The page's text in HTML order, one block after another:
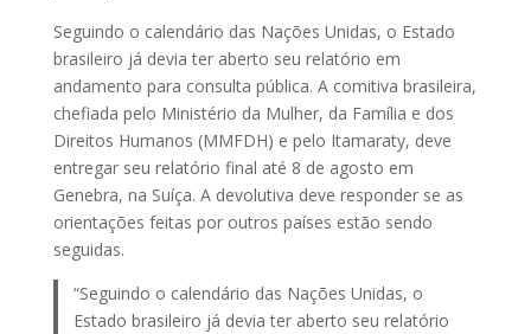
Seguindo o calendário das Nações Unidas, o Estado
brasileiro já devia ter aberto seu relatório em
andamento para consulta pública. A comitiva brasileira,
chefiada pelo Ministério da Mulher, da Família e dos
Direitos Humanos (MMFDH) e pelo Itamaraty, deve
entregar seu relatório final até 8 de agosto em
Genebra, na Suíça. A devolutiva deve responder se as
orientações feitas por outros países estão sendo
seguidas.
“Seguindo o calendário das Nações Unidas, o
Estado brasileiro já devia ter aberto seu relatório